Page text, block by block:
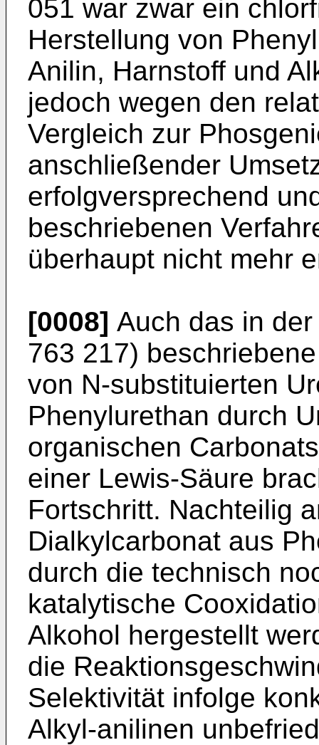
051 war zwar ein
Herstellung von
Anilin, Harnstoff und
jedoch wegen den
Vergleich zur
anschließender
erfolgversprechend
beschriebenen
überhaupt nicht mehr
[0008] Auch das in
763 217)
von N-substituierten
Phenylurethan durch
organischen
einer Lewis-Säure
Fortschritt. Nachteilig
Dialkylcarbonat aus
durch die technisch
katalytische
Alkohol hergestellt
die
Selektivität infolge
Alkyl-anilinen